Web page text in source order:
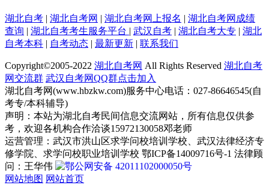
湖北自考 | 湖北自考网 | 湖北自考网上报名 | 湖北自考网成绩
查询 | 湖北自考考生服务平台 | 武汉自考 | 湖北自考大专 | 湖北
自考本科 | 自考动态 | 最新更新 | 联系我们
Copyright©2005-2022 湖北自考网 All Rights Reserved 湖北自考
网交流群 武汉自考网QQ群点击加入
湖北自考网(www.hbzkw.com)服务中心电话：027-86646545(自
考专/本科辅导)
声明：本站为湖北自考民间信息交流网站，所有信息仅供参
考，欢迎各机构合作洽谈15972130058邓老师
运营管理：武汉市洪山区求学问校培训学校、武汉法律经济专
修学院、求学问校职业培训学校 鄂ICP备14009716号-1 法律顾
问：王华伟
鄂公网安备 42011102000050号
网站地图 网站首页